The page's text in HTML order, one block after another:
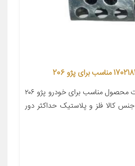
معرفی محصول جزئیات محصول مناسب برای خودرو پژو ۲۰۶
تعداد در بسته‌بندی ۱ جنس کالا فلز و پلاستیک حداکثر دور